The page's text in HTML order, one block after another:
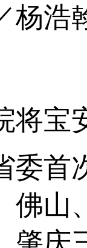
杨浩
将
委
佛山